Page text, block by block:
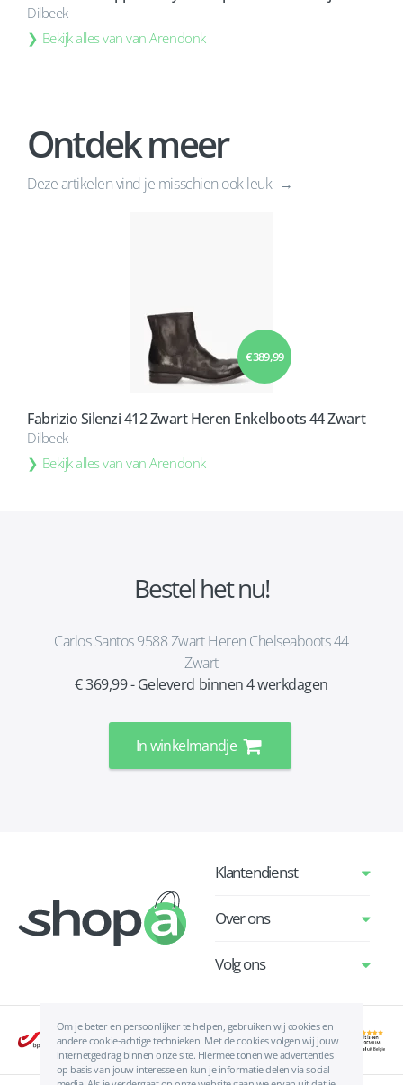
Dilbeek
Bekijk alles van van Arendonk
€ 389,99
Fabrizio Silenzi 412 Zwart Heren Enkelboots 44 Zwart
Dilbeek
Bekijk alles van van Arendonk
Ontdek meer
Deze artikelen vind je misschien ook leuk
Bestel het nu!
Carlos Santos 9588 Zwart Heren Chelseaboots 44
Zwart
€ 369,99 - Geleverd binnen 4 werkdagen
In winkelmandje
Om je beter en persoonlijker te helpen, gebruiken wij cookies en
andere cookie-achtige technieken. Met de cookies volgen wij jouw
internetgedrag binnen onze site. Hiermee tonen we advertenties
op basis van jouw interesse en kun je informatie delen via social
Klantendienst
Over ons
Volg ons